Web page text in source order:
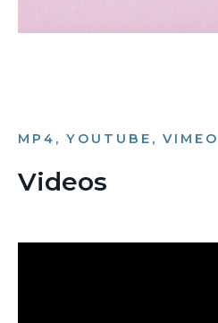
MP4, YOUTUBE, VIMEO
Videos